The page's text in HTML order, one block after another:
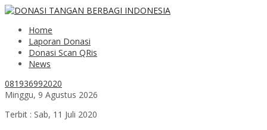
Home
Laporan Donasi
Donasi Scan QRis
News
081936992020
Minggu, 9 Agustus 2026
Terbit : Sab, 11 Juli 2020